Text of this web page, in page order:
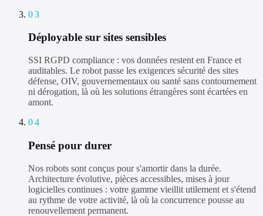
03
Déployable sur sites sensibles
SSI RGPD compliance : vos données restent en France et
auditables. Le robot passe les exigences sécurité des sites
défense, OIV, gouvernementaux ou santé sans contournement
ni dérogation, là où les solutions étrangères sont écartées en
amont.
04
Pensé pour durer
Nos robots sont conçus pour s'amortir dans la durée.
Architecture évolutive, pièces accessibles, mises à jour
logicielles continues : votre gamme vieillit utilement et s'étend
au rythme de votre activité, là où la concurrence pousse au
renouvellement permanent.